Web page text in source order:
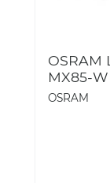
OSRAM
MX85-
OSRAM